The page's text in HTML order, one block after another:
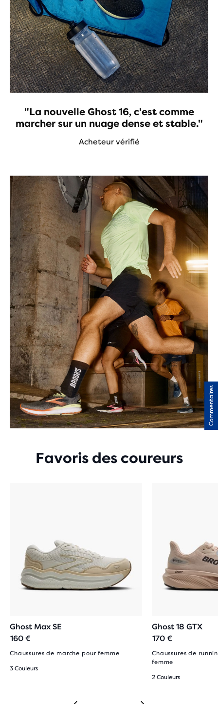
"La nouvelle Ghost 16, c'est comme
marcher sur un nuage dense et stable."
Acheteur vérifié
Favoris des coureurs
Ghost Max SE
160 €
Chaussures de marche pour femme
3 Couleurs
Ghost 18 GTX
170 €
Chaussures de
femme
2 Couleurs
Commentaires